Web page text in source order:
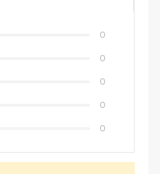
0
0
0
0
0